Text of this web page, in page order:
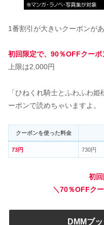
1番割引が大きいクーポンが
初回限定で、90％OFFクーポ
上限は2,000円
「ひねくれ騎士とふわふわ
ーポンで読めちゃいますよ。
クーポンを使った料金
73円 730円
初回
＼70％OFFク
DMMブ